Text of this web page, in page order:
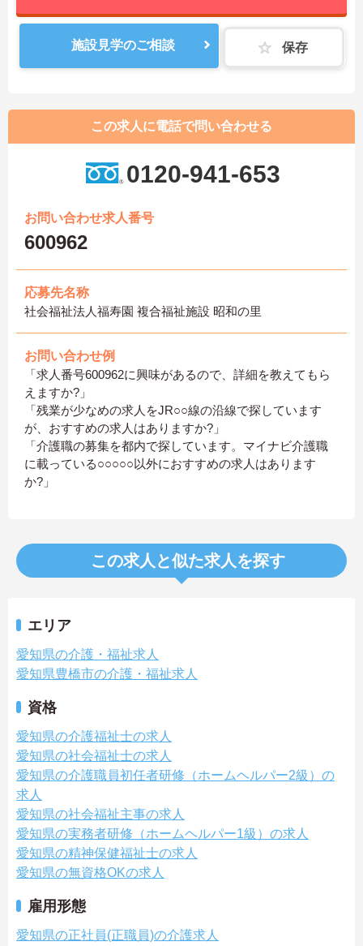
施設見学のご相談 保存
この求人に電話で問い合わせる
0120-941-653
お問い合わせ求人番号
600962
応募先名称
社会福祉法人福寿園 複合福祉施設 昭和の里
お問い合わせ例
「求人番号600962に興味があるので、詳細を教えてもら
えますか?」
「残業が少なめの求人をJR○○線の沿線で探しています
が、おすすめの求人はありますか?」
「介護職の募集を都内で探しています。マイナビ介護職
に載っている○○○○○以外におすすめの求人はあります
か?」
この求人と似た求人を探す
エリア
愛知県の介護・福祉求人
愛知県豊橋市の介護・福祉求人
資格
愛知県の介護福祉士の求人
愛知県の社会福祉士の求人
愛知県の介護職員初任者研修（ホームヘルパー2級）の
求人
愛知県の社会福祉主事の求人
愛知県の実務者研修（ホームヘルパー1級）の求人
愛知県の精神保健福祉士の求人
愛知県の無資格OKの求人
雇用形態
愛知県の正社員(正職員)の介護求人